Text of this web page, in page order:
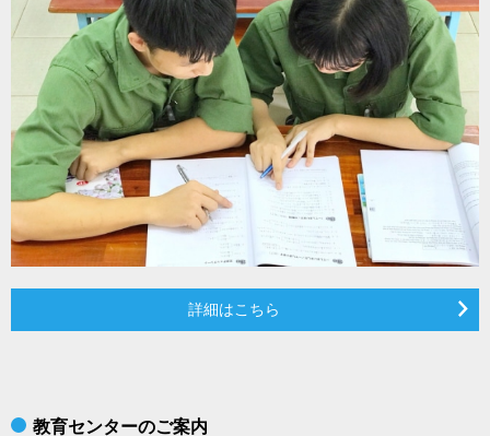
詳細はこちら
教育センターのご案内